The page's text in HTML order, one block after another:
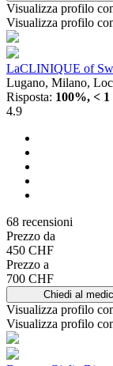
Visualizza profilo
Visualizza profilo
LaCLINIQUE of
Lugano, Milano,
Risposta: 100%, <
4.9
68 recensioni
Prezzo da
450 CHF
Prezzo a
700 CHF
Chiedi al
Visualizza profilo
Visualizza profilo